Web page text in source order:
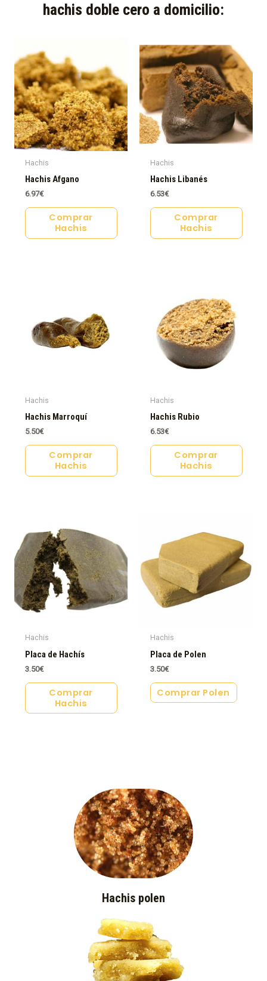
hachis doble cero a domicilio:​
Hachis
Hachis Afgano
6.97€
Comprar
Hachis
Hachis
Hachis Libanés
6.53€
Comprar
Hachis
Hachis
Hachis Marroquí
5.50€
Comprar
Hachis
Hachis
Hachis Rubio
6.53€
Comprar
Hachis
Hachis
Placa de Hachís
3.50€
Comprar
Hachis
Hachis
Placa de Polen
3.50€
Comprar Polen
Hachis polen